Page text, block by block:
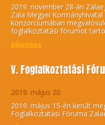
2019. november 28-án
Zala Megyei
konzorciumában
foglalkoztatási fórumot
bővebben
V. Foglalkoztatási
2019. május 20.
2019. május 15-én került
Foglalkoztatási Fóruma